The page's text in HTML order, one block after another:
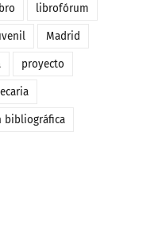
librofórum
Madrid
proyecto
bibliográfica